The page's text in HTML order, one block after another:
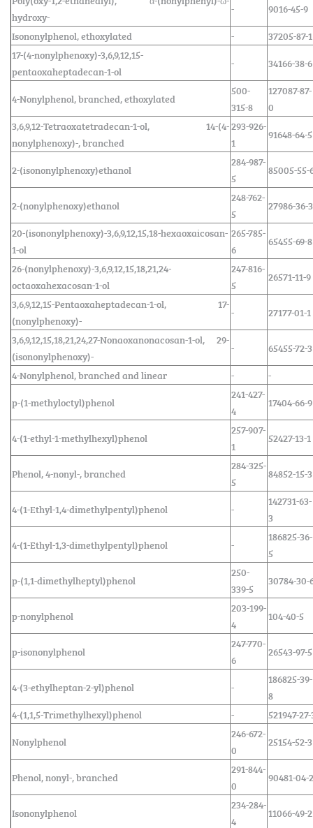
hydroxy-
-
9016-45-9
Isononylphenol, ethoxylated
-
37205-87-1
17-(4-nonylphenoxy)-3,6,9,12,15-
pentaoxaheptadecan-1-ol
- 34166-38-6
4-Nonylphenol, branched, ethoxylated
500-
315-8
127087-87-
0
3,6,9,12-Tetraoxatetradecan-1-ol, 14-(4-
nonylphenoxy)-, branched
293-926-
1
91648-64-5
2-(isononylphenoxy)ethanol
284-987-
5
85005-55-
2-(nonylphenoxy)ethanol
248-762-
5
27986-36-3
20-(isononylphenoxy)-3,6,9,12,15,18-hexaoxaicosan-
1-ol
265-785-
6
65455-69-8
26-(nonylphenoxy)-3,6,9,12,15,18,21,24-
octaoxahexacosan-1-ol
247-816-
5
26571-11-9
3,6,9,12,15-Pentaoxaheptadecan-1-ol, 17-
(nonylphenoxy)-
-
27177-01-1
3,6,9,12,15,18,21,24,27-Nonaoxanonacosan-1-ol, 29-
(isononylphenoxy)-
-
65455-72-3
4-Nonylphenol, branched and linear
-
-
p-(1-methyloctyl)phenol
241-427-
4
17404-66-9
4-(1-ethyl-1-methylhexyl)phenol
257-907-
1
52427-13-1
Phenol, 4-nonyl-, branched
284-325-
5
84852-15-3
4-(1-Ethyl-1,4-dimethylpentyl)phenol -
142731-63-
3
4-(1-Ethyl-1,3-dimethylpentyl)phenol
-
186825-36-
5
p-(1,1-dimethylheptyl)phenol
250-
339-5
30784-30-
p-nonylphenol
203-199-
4
104-40-5
p-isononylphenol
247-770-
6
26543-97-5
4-(3-ethylheptan-2-yl)phenol -
186825-39-
8
4-(1,1,5-Trimethylhexyl)phenol
-
521947-
Nonylphenol
246-672-
0
25154-52-3
Phenol, nonyl-, branched
291-844-
0
90481-04-2
Isononylphenol
234-284-
4
11066-49-2